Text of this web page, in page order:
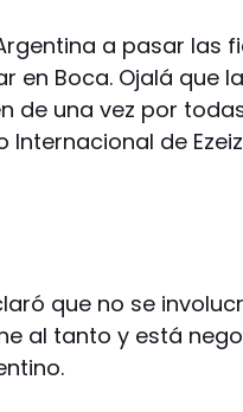
a pasar las
en Boca. Ojalá que
de una vez por
Internacional de
que no se
al tanto y está